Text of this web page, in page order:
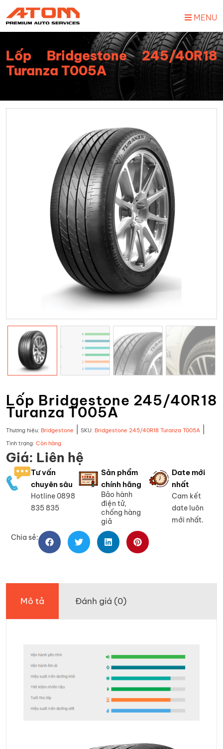
MENU
Lốp Bridgestone 245/40R18
Turanza T005A
Lốp Bridgestone 245/40R18
Turanza T005A
Thương hiệu: Bridgestone SKU: Bridgestone 245/40R18 Turanza T005A
Tình trạng: Còn hàng
Giá: Liên hệ
Tư vấn
chuyên sâu
Hotline 0898
835 835
Sản phẩm
chính hãng
Bảo hành
điện tử,
chống hàng
giả
Date mới
nhất
Cam kết
date luôn
mới nhất.
Chia sẻ:
Mô tả Đánh giá (0)